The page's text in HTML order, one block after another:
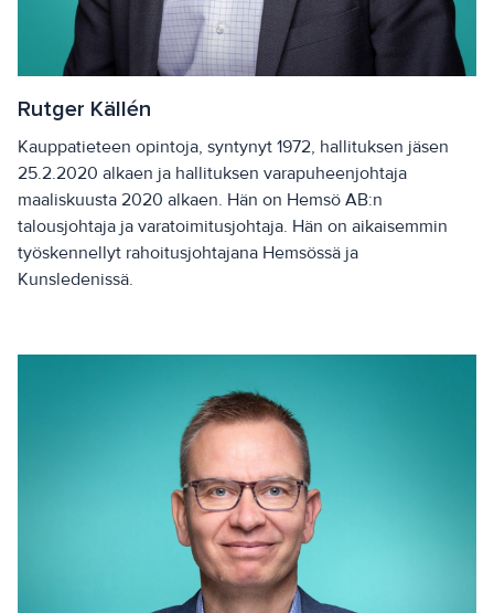
Rutger Källén
Kauppatieteen opintoja, syntynyt 1972, hallituksen jäsen
25.2.2020 alkaen ja hallituksen varapuheenjohtaja
maaliskuusta 2020 alkaen. Hän on Hemsö AB:n
talousjohtaja ja varatoimitusjohtaja. Hän on aikaisemmin
työskennellyt rahoitusjohtajana Hemsössä ja
Kunsledenissä.